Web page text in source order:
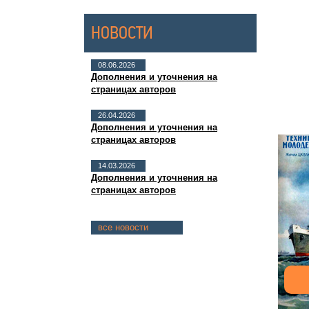
НОВОСТИ
08.06.2026
Дополнения и уточнения на
страницах авторов
26.04.2026
Дополнения и уточнения на
страницах авторов
14.03.2026
Дополнения и уточнения на
страницах авторов
все новости